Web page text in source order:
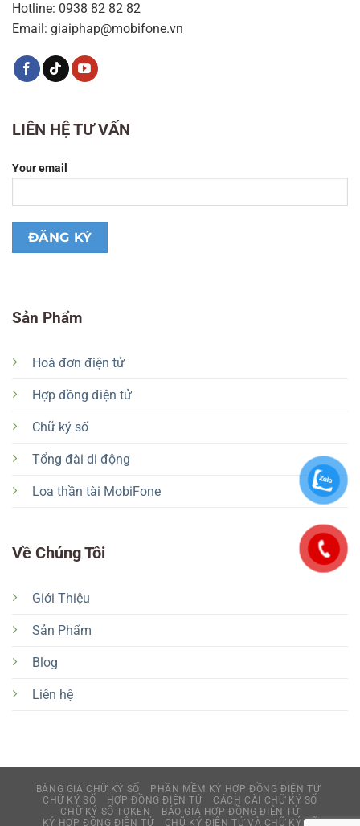
Hotline: 0938 82 82 82
Email: giaiphap@mobifone.vn
Sản Phẩm
Hoá đơn điện tử
Hợp đồng điện tử
Chữ ký số
Tổng đài di động
Loa thần tài MobiFone
Về Chúng Tôi
Giới Thiệu
Sản Phẩm
Blog
Liên hệ
LIÊN HỆ TƯ VẤN
Your email
BẢNG GIÁ CHỮ KÝ SỐ
PHẦN MỀM KÝ HỢP ĐỒNG ĐIỆN TỬ
CHỮ KÝ SỐ
HỢP ĐỒNG ĐIỆN TỬ
CÁCH CÀI CHỮ KÝ SỐ
CHỮ KÝ SỐ TOKEN
BÁO GIÁ HỢP ĐỒNG ĐIỆN TỬ
KÝ HỢP ĐỒNG ĐIỆN TỬ
CHỮ KÝ ĐIỆN TỬ VÀ CHỮ KÝ SỐ